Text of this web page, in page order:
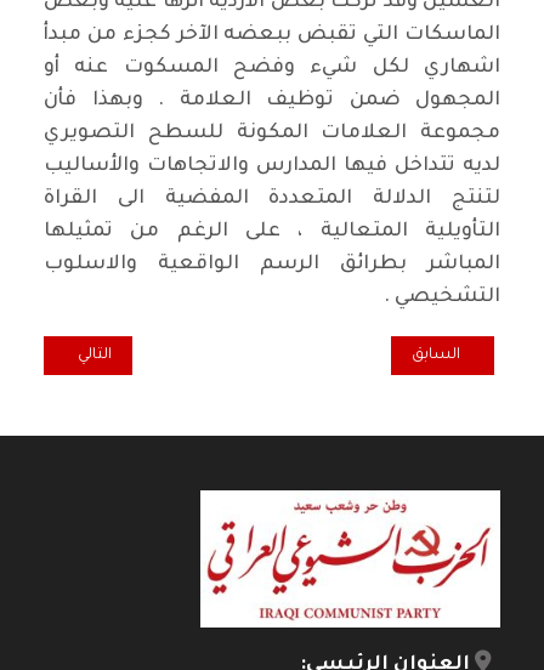
الماسكات التي تقبض ببعضه الآخر كجزء من مبدأ
اشهاري لكل شيء وفضح المسكوت عنه أو
المجهول ضمن توظيف العلامة . وبهذا فأن
مجموعة العلامات المكونة للسطح التصويري
لديه تتداخل فيها المدارس والاتجاهات والأساليب
لتنتج الدلالة المتعددة المفضية الى القراة
التأويلية المتعالية ، على الرغم من تمثيلها
المباشر بطرائق الرسم الواقعية والاسلوب
التشخيصي .
المقال السابق: عن “حليب اسود” لـ إيليف شفاق
السابق المقال التالي:
التالي
العنوان الرئيسي: